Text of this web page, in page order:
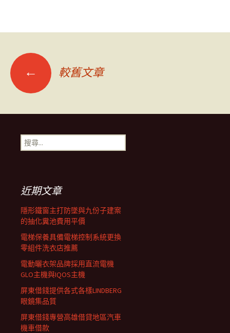
文
章
導
列
← 較舊文章
搜
尋
近期文章
隱形鐵窗主打防墜與九份子建案
的抽化糞池費用平價
電梯保養具備電梯控制系統更換
零組件洗衣店推薦
電動曬衣架品牌採用直流電機
GLO主機與IQOS主機
屏東借錢提供各式各樣LINDBERG
眼鏡集品質
屏東借錢專營高雄借貸地區汽車
機車借款